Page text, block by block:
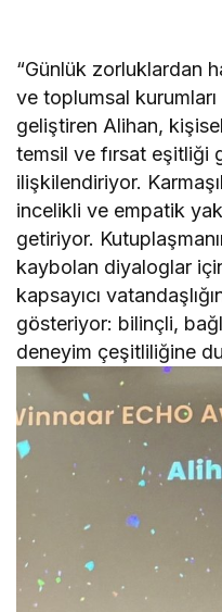
“Günlük zorluklardan
ve toplumsal
geliştiren Alihan,
temsil ve fırsat eşitliği
ilişkilendiriyor.
incelikli ve empatik
getiriyor.
kaybolan diyaloglar
kapsayıcı
gösteriyor: bilinçli,
deneyim çeşitliliğine